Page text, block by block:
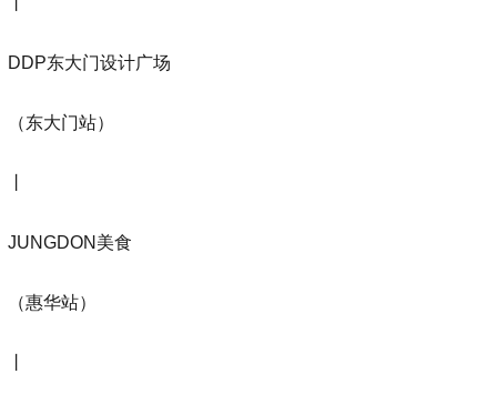
DDP东大门设计广场
（东大门站）
JUNGDON美食
（惠华站）